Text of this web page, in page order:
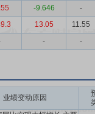
-9.646 -
13.05 11.55
- -
业绩变动原因